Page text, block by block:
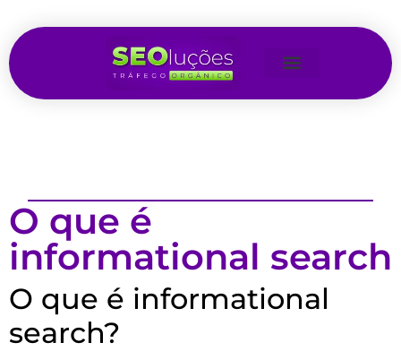
O que é
informational search
O que é informational
search?